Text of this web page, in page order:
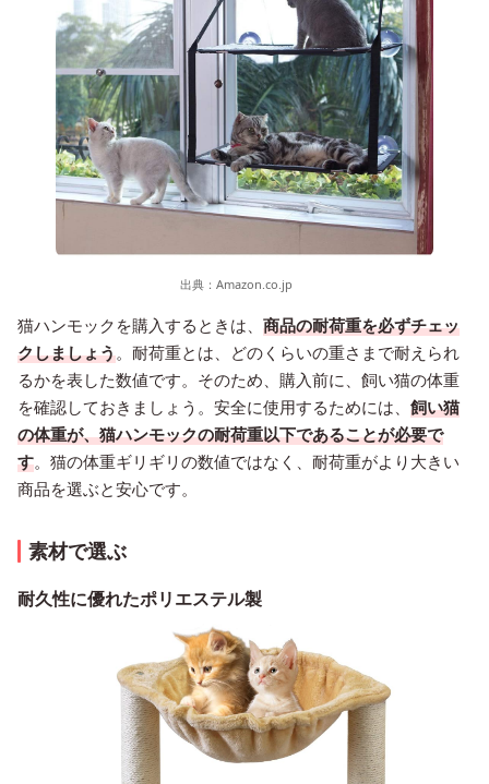
出典： Amazon.co.jp
猫ハンモックを購入するときは、 商品の耐荷重を必ずチェッ
クしましょう。耐荷重とは、どのくらいの重さまで耐えられ
るかを表した数値です。そのため、購入前に、飼い猫の体重
を確認しておきましょう。安全に使用するためには、 飼い猫
の体重が、猫ハンモックの耐荷重以下であることが必要で
す。猫の体重ギリギリの数値ではなく、耐荷重がより大きい
商品を選ぶと安心です。
素材で選ぶ
耐久性に優れたポリエステル製